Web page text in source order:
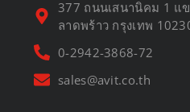
377 ถนนเสนานิคม 1 แ
ลาดพร้าว กรุงเทพ
0-2942-3868-72
sales@avit.co.th